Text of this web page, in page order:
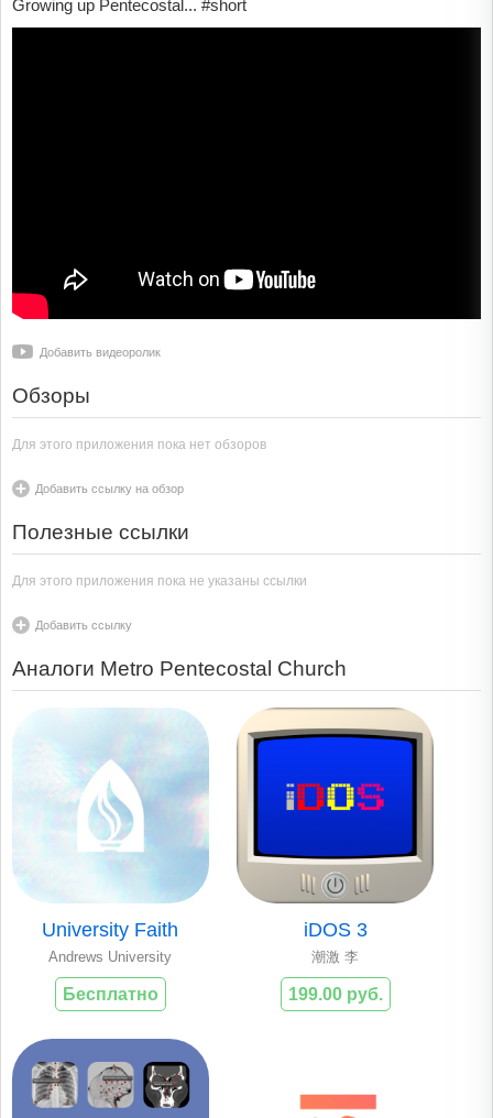
Growing up Pentecostal... #short
Добавить видеоролик
Обзоры
Для этого приложения пока нет обзоров
Добавить ссылку на обзор
Полезные ссылки
Для этого приложения пока не указаны ссылки
Добавить ссылку
Аналоги Metro Pentecostal Church
University Faith
Andrews University
Бесплатно
iDOS 3
潮激 李
199.00 руб.